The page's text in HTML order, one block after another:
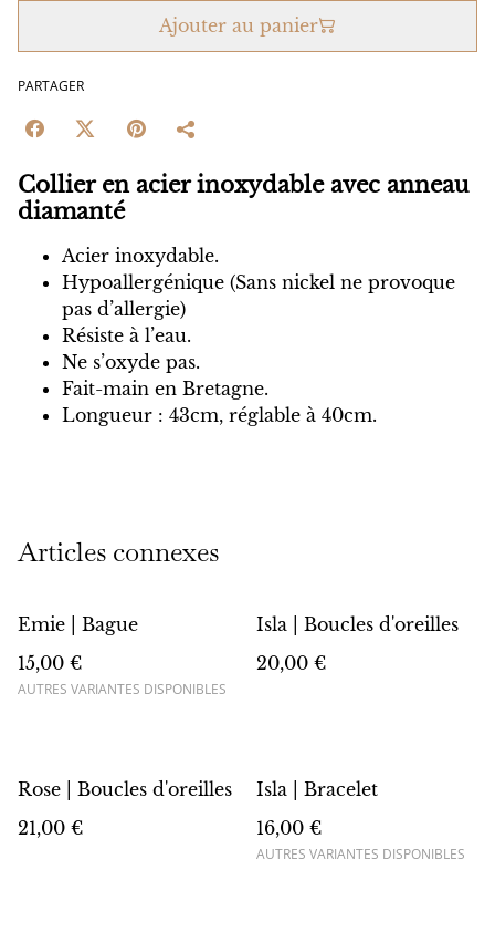
Ajouter au panier
PARTAGER
Collier en acier inoxydable avec anneau
diamanté
Acier inoxydable.
Hypoallergénique (Sans nickel ne provoque
pas d’allergie)
Résiste à l’eau.
Ne s’oxyde pas.
Fait-main en Bretagne.
Longueur : 43cm, réglable à 40cm.
Articles connexes
Emie | Bague
15,00 €
AUTRES VARIANTES DISPONIBLES
Isla | Boucles d'oreilles
20,00 €
Rose | Boucles d'oreilles
21,00 €
Isla | Bracelet
16,00 €
AUTRES VARIANTES DISPONIBLES